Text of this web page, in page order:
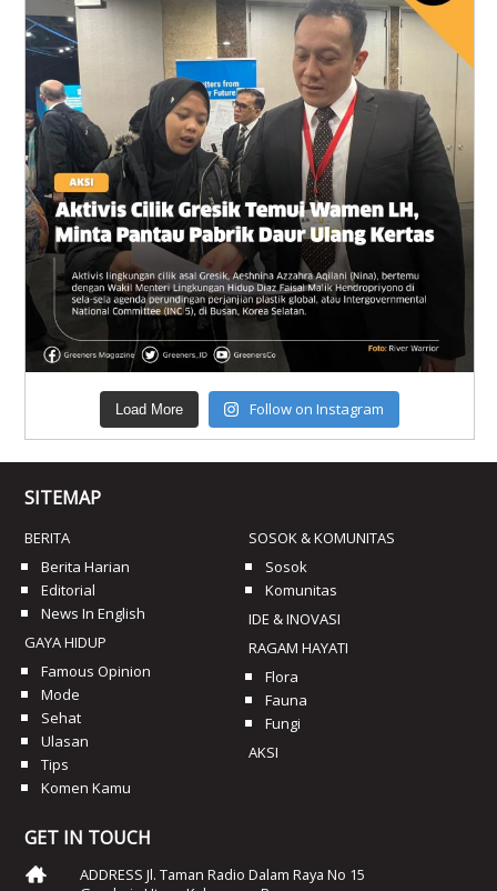
Load More Follow on Instagram
SITEMAP
BERITA
Berita Harian
Editorial
News In English
GAYA HIDUP
Famous Opinion
Mode
Sehat
Ulasan
Tips
Komen Kamu
SOSOK & KOMUNITAS
Sosok
Komunitas
IDE & INOVASI
RAGAM HAYATI
Flora
Fauna
Fungi
AKSI
GET IN TOUCH
ADDRESS Jl. Taman Radio Dalam Raya No 15